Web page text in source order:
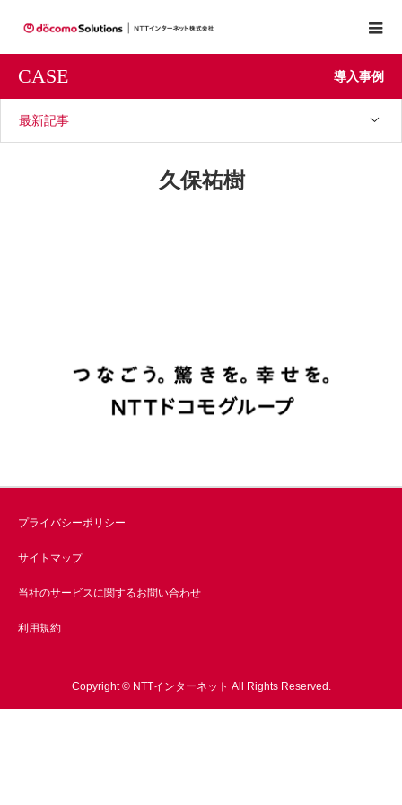
CASE 導入事例
最新記事
久保祐樹
プライバシーポリシー
サイトマップ
当社のサービスに関するお問い合わせ
利用規約
Copyright © NTTインターネット All Rights Reserved.